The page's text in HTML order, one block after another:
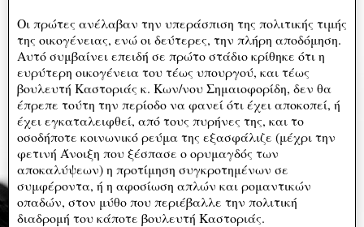
Οι πρώτες ανέλαβαν την υπεράσπιση της πολιτικής τιμής
της οικογένειας, ενώ οι δεύτερες, την πλήρη αποδόμηση.
Αυτό συμβαίνει επειδή σε πρώτο στάδιο κρίθηκε ότι η
ευρύτερη οικογένεια του τέως υπουργού, και τέως
βουλευτή Καστοριάς κ. Κων/νου Σημαιοφορίδη, δεν θα
έπρεπε τούτη την περίοδο να φανεί ότι έχει αποκοπεί, ή
έχει εγκαταλειφθεί, από τους πυρήνες της, και το
οσοδήποτε κοινωνικό ρεύμα της εξασφάλιζε (μέχρι την
φετινή Άνοιξη που ξέσπασε ο ορυμαγδός των
αποκαλύψεων) η προτίμηση συγκροτημένων σε
συμφέροντα, ή η αφοσίωση απλών και ρομαντικών
οπαδών, στον μύθο που περιέβαλλε την πολιτική
διαδρομή του κάποτε βουλευτή Καστοριάς.